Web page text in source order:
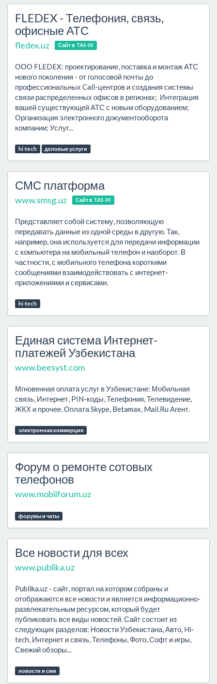
FLEDEX - Телефония, связь,
офисные АТС
fledex.uz Сайт в TAS-IX
ООО FLEDEX: проектирование, поставка и монтаж АТС
нового поколения - от голосовой почты до
профессиональных Call-центров и создания системы
связи распределенных офисов в регионах; Интеграция
вашей существующей АТС с новым оборудованием;
Организация электронного документооборота
компании; Услуг...
hi-tech деловые услуги
СМС платформа
www.smsg.uz Сайт в TAS-IX
Представляет собой систему, позволяющую
передавать данные из одной среды в другую. Так,
например, она используется для передачи информации
с компьютера на мобильный телефон и наоборот. В
частности, с мобильного телефона короткими
сообщениями взаимодействовать с интернет-
приложениями и сервисами.
hi-tech
Единая система Интернет-
платежей Узбекистана
www.beesyst.com
Мгновенная оплата услуг в Узбекистане: Мобильная
связь, Интернет, PIN-коды, Телефония, Телевидение,
ЖКХ и прочее. Оплата Skype, Betamax, Mail.Ru Агент.
электронная коммерция
Форум о ремонте сотовых
телефонов
www.mobilforum.uz
форумы и чаты
Все новости для всех
www.publika.uz
Publika.uz - сайт, портал на котором собраны и
отображаются все новости и является информационно-
развлекательным ресурсом, который будет
публиковать все виды новостей. Сайт состоит из
следующих разделов: Новости Узбекистана, Авто, Hi-
tech, Интернет и связь, Телефоны, Фото, Софт и игры,
Свежий обзоры...
новости и сми